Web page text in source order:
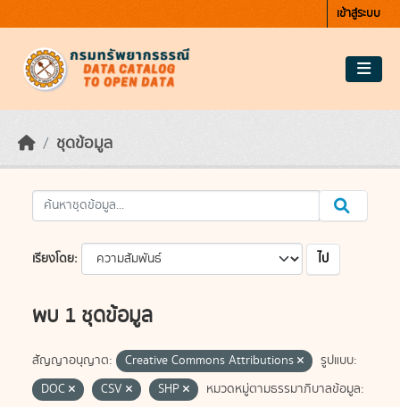
เข้าสู่ระบบ
ชุดข้อมูล
เรียงโดย ไป
พบ 1 ชุดข้อมูล
สัญญาอนุญาต: Creative Commons Attributions
รูปแบบ:
DOC
CSV SHP
หมวดหมู่ตามธรรมาภิบาลข้อมูล: